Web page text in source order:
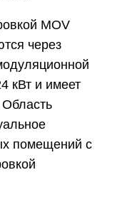
MOV
через
кВт и имеет
помещений с